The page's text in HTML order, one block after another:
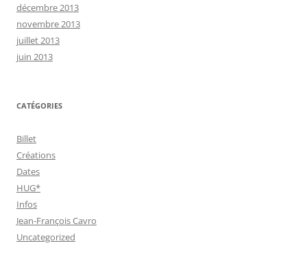
décembre 2013
novembre 2013
juillet 2013
juin 2013
CATÉGORIES
Billet
Créations
Dates
HUG*
Infos
Jean-François Cavro
Uncategorized